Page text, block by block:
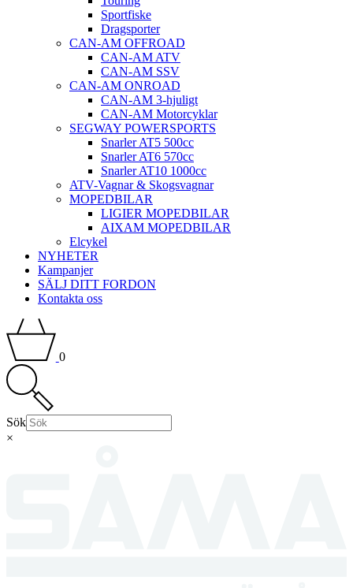
Sportfiske
Dragsporter
CAN-AM OFFROAD
CAN-AM ATV
CAN-AM SSV
CAN-AM ONROAD
CAN-AM 3-hjuligt
CAN-AM Motorcyklar
SEGWAY POWERSPORTS
Snarler AT5 500cc
Snarler AT6 570cc
Snarler AT10 1000cc
ATV-Vagnar & Skogsvagnar
MOPEDBILAR
LIGIER MOPEDBILAR
AIXAM MOPEDBILAR
Elcykel
NYHETER
Kampanjer
SÄLJ DITT FORDON
Kontakta oss
0
Sök
×